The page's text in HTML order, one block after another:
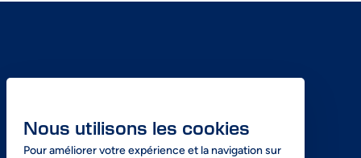
Nous utilisons les cookies
Pour améliorer votre expérience et la navigation sur